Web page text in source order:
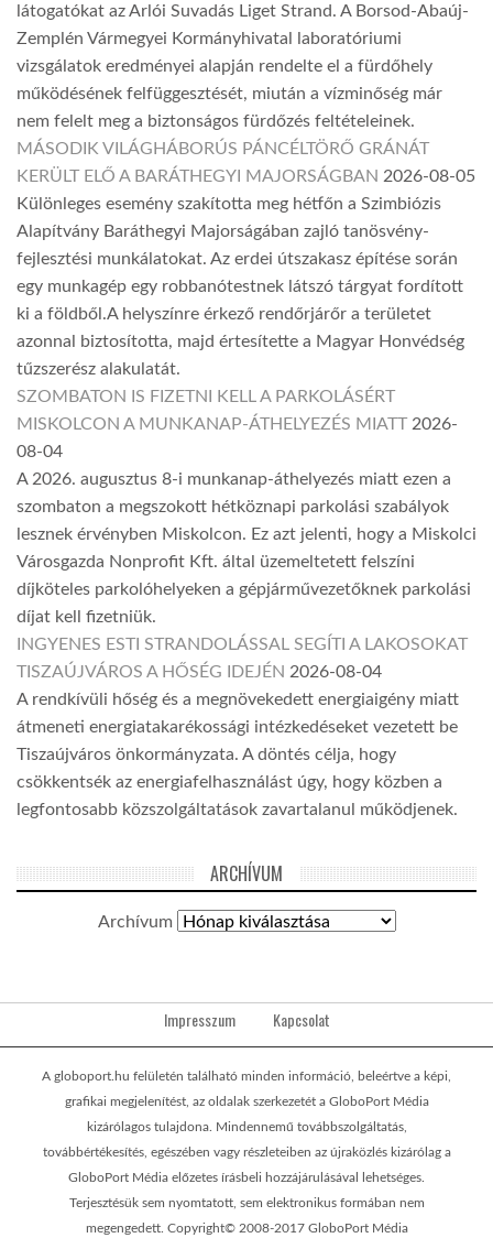
látogatókat az Arlói Suvadás Liget Strand. A Borsod-Abaúj-
Zemplén Vármegyei Kormányhivatal laboratóriumi
vizsgálatok eredményei alapján rendelte el a fürdőhely
működésének felfüggesztését, miután a vízminőség már
nem felelt meg a biztonságos fürdőzés feltételeinek.
MÁSODIK VILÁGHÁBORÚS PÁNCÉLTÖRŐ GRÁNÁT
KERÜLT ELŐ A BARÁTHEGYI MAJORSÁGBAN 2026-08-05
Különleges esemény szakította meg hétfőn a Szimbiózis
Alapítvány Baráthegyi Majorságában zajló tanösvény-
fejlesztési munkálatokat. Az erdei útszakasz építése során
egy munkagép egy robbanótestnek látszó tárgyat fordított
ki a földből.A helyszínre érkező rendőrjárőr a területet
azonnal biztosította, majd értesítette a Magyar Honvédség
tűzszerész alakulatát.
SZOMBATON IS FIZETNI KELL A PARKOLÁSÉRT
MISKOLCON A MUNKANAP-ÁTHELYEZÉS MIATT 2026-
08-04
A 2026. augusztus 8-i munkanap-áthelyezés miatt ezen a
szombaton a megszokott hétköznapi parkolási szabályok
lesznek érvényben Miskolcon. Ez azt jelenti, hogy a Miskolci
Városgazda Nonprofit Kft. által üzemeltetett felszíni
díjköteles parkolóhelyeken a gépjárművezetőknek parkolási
díjat kell fizetniük.
INGYENES ESTI STRANDOLÁSSAL SEGÍTI A LAKOSOKAT
TISZAÚJVÁROS A HŐSÉG IDEJÉN 2026-08-04
A rendkívüli hőség és a megnövekedett energiaigény miatt
átmeneti energiatakarékossági intézkedéseket vezetett be
Tiszaújváros önkormányzata. A döntés célja, hogy
csökkentsék az energiafelhasználást úgy, hogy közben a
legfontosabb közszolgáltatások zavartalanul működjenek.
ARCHÍVUM
Archívum
Impresszum Kapcsolat
A globoport.hu felületén található minden információ, beleértve a képi,
grafikai megjelenítést, az oldalak szerkezetét a GloboPort Média
kizárólagos tulajdona. Mindennemű továbbszolgáltatás,
továbbértékesítés, egészében vagy részleteiben az újraközlés kizárólag a
GloboPort Média előzetes írásbeli hozzájárulásával lehetséges.
Terjesztésük sem nyomtatott, sem elektronikus formában nem
megengedett. Copyright© 2008-2017 GloboPort Média